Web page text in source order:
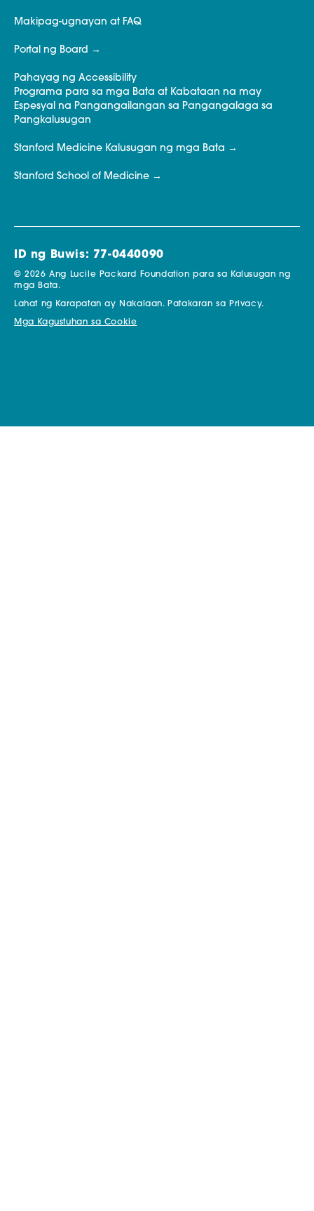
Makipag-ugnayan at FAQ
Portal ng Board
Pahayag ng Accessibility
Programa para sa mga Bata at Kabataan na may
Espesyal na Pangangailangan sa Pangangalaga sa
Pangkalusugan
Stanford Medicine Kalusugan ng mga Bata
Stanford School of Medicine
ID ng Buwis: 77-0440090
© 2026 Ang Lucile Packard Foundation para sa Kalusugan ng
mga Bata.
Lahat ng Karapatan ay Nakalaan. Patakaran sa Privacy.
Mga Kagustuhan sa Cookie